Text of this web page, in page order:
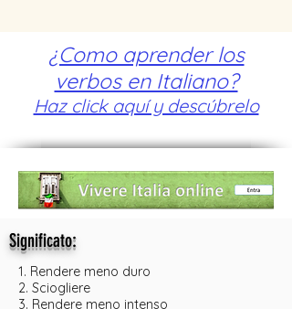
¿Como aprender los
verbos en Italiano?
Haz click aquí y descúbrelo
Significato:
1. Rendere meno duro
2. Sciogliere
3. Rendere meno intenso